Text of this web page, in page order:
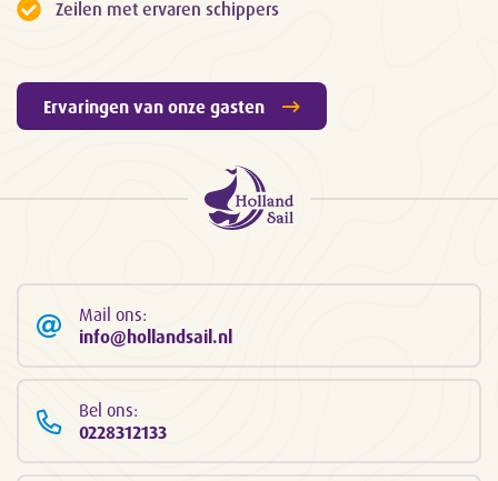
Zeilen met ervaren schippers
Ervaringen van onze gasten
Mail ons:
info@hollandsail.nl
Bel ons:
0228312133